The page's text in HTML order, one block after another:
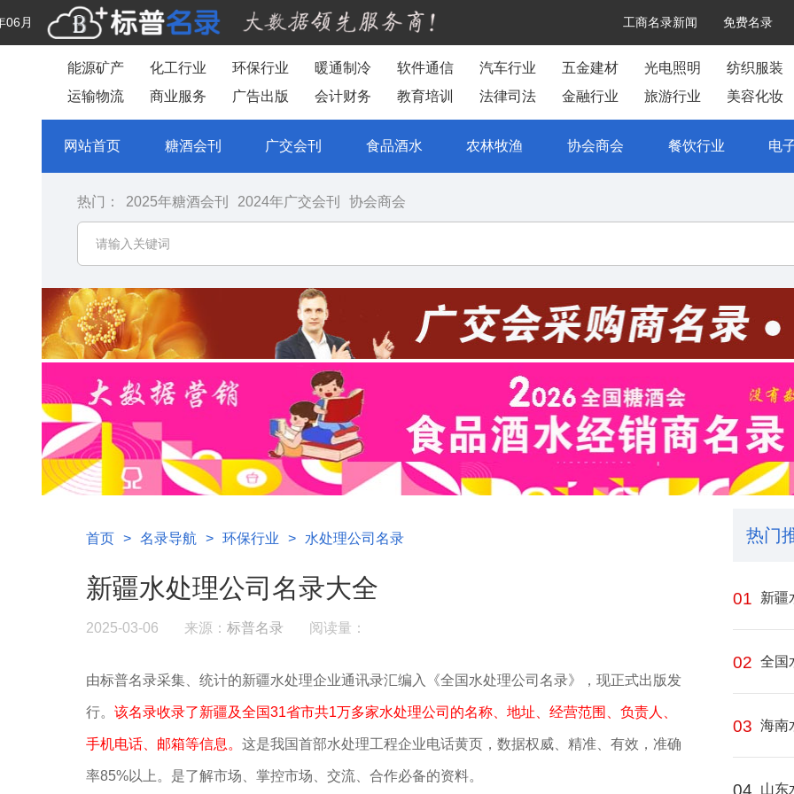
工商名录新闻 免费名录
06月
能源矿产 化工行业 环保行业 暖通制冷 软件通信 汽车行业 五金建材 光电照明
纺织服装
运输物流
商业服务 广告出版 会计财务 教育培训 法律司法 金融行业 旅游行业 美容化妆
网站首页 糖酒会刊 广交会刊 食品酒水 农林牧渔 协会商会 餐饮行业 电
热门： 2025年糖酒会刊 2024年广交会刊 协会商会
首页 > 名录导航 > 环保行业 > 水处理公司名录
新疆水处理公司名录大全
2025-03-06 来源： 标普名录 阅读量：
由标普名录采集、统计的新疆水处理企业通讯录汇编入《全国水处理公司名录》，现正式出版发
行。 该名录收录了新疆及全国31省市共1万多家水处理公司的名称、地址、经营范围、负责人、
手机电话、邮箱等信息。 这是我国首部水处理工程企业电话黄页，数据权威、精准、有效，准确
率85%以上。是了解市场、掌控市场、交流、合作必备的资料。
热门
01 新疆
02 全国
03 海南
04 山东